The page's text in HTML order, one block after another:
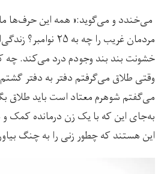
می‌خندد و می‌گوید:« همه‌ این حرف‌ها
مردمان غریب را چه به
خشونت بند بند وجودم درد می‌کند.
وقتی طلاق می‌گرفتم دفتر به دفتر
می‌گفتم شوهرم معتاد است باید طلاق
به‌جای این که با یک زن درمانده کمک
این هستند که چطور زنی را به چنگ